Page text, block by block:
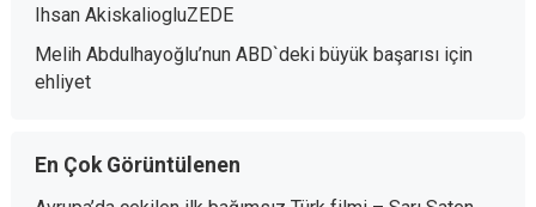
Ihsan AkiskaliogluZEDE
Melih Abdulhayoğlu’nun ABD`deki büyük başarısıiçin
ehliyet
En Çok Görüntülenen